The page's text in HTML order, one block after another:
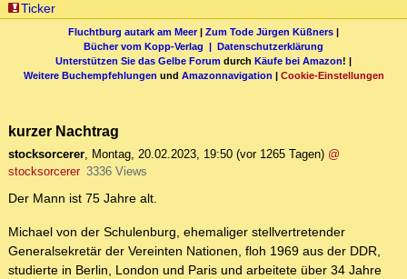
Ticker
Fluchtburg autark am Meer| Zum Tode Jürgen Küßners |
Bücher vom Kopp-Verlag | Datenschutzerklärung
Unterstützen Sie das Gelbe Forum durch Käufe bei Amazon! |
Weitere Buchempfehlungen und Amazonnavigation | Cookie-Einstellungen
kurzer Nachtrag
stocksorcerer, Montag, 20.02.2023, 19:50 (vor 1265 Tagen) @
stocksorcerer 3336 Views
Der Mann ist 75 Jahre alt.
Michael von der Schulenburg, ehemaliger stellvertretender
Generalsekretär der Vereinten Nationen, floh 1969 aus der DDR,
studierte in Berlin, London und Paris und arbeitete über 34 Jahre